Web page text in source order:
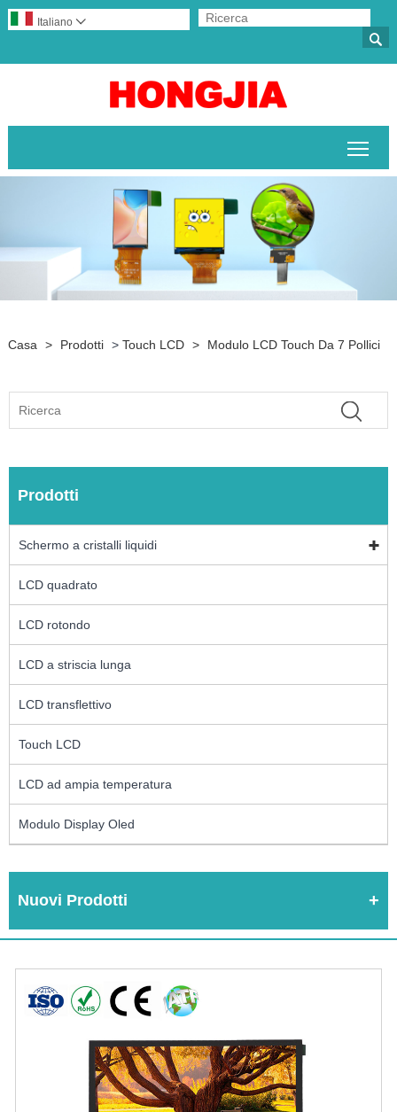

Italiano 
Casa > Prodotti > Touch LCD > Modulo LCD Touch Da 7 Pollici
Prodotti
Schermo a cristalli liquidi
LCD quadrato
LCD rotondo
LCD a striscia lunga
LCD transflettivo
Touch LCD
LCD ad ampia temperatura
Modulo Display Oled
Nuovi Prodotti